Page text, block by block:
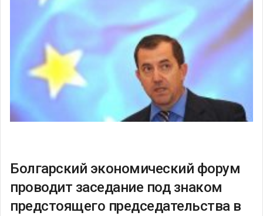
Болгарский экономический форум
проводит заседание под знаком
предстоящего председательства в